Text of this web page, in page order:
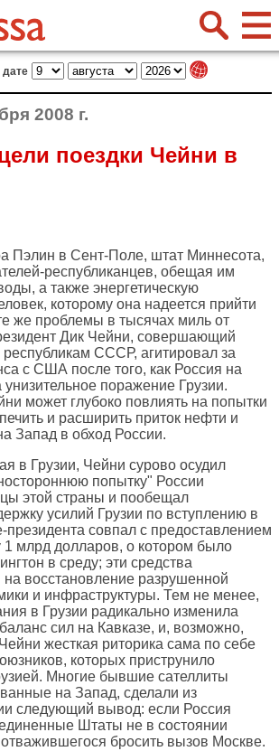
дате
2008 г.
поездки Чейни в
Пэлин в Сент-Поле, штат Миннесота,
республиканцев, обещая им
а также энергетическую
которому она надеется прийти
же проблемы в тысячах миль от
Дик Чейни, совершающий
СССР, агитировал за
с США после того, как Россия на
поражение Грузии.
может глубоко повлиять на попытки
и расширить приток нефти и
Запад в обход России.
в Грузии, Чейни сурово осудил
попытку" России
этой страны и пообещал
усилий Грузии по вступлению в
совпал с предоставлением
млрд долларов, о котором было
в среду; эти средства
на восстановление разрушенной
и инфраструктуры. Тем не менее,
в Грузии радикально изменила
сил на Кавказе, и, возможно,
жесткая риторика сама по себе
которых приструнило
Многие бывшие сателлиты
на Запад, сделали из
следующий вывод: если Россия
Штаты не в состоянии
бросить вызов Москве.